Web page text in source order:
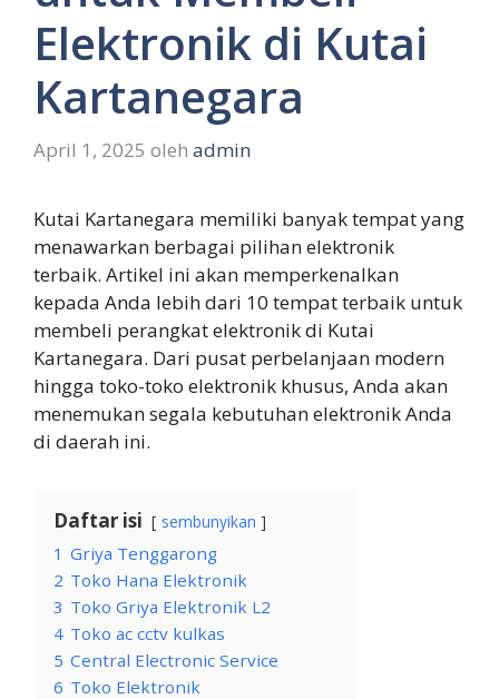
Elektronik di Kutai
Kartanegara
April 1, 2025 oleh admin
Kutai Kartanegara memiliki banyak tempat yang
menawarkan berbagai pilihan elektronik
terbaik. Artikel ini akan memperkenalkan
kepada Anda lebih dari 10 tempat terbaik untuk
membeli perangkat elektronik di Kutai
Kartanegara. Dari pusat perbelanjaan modern
hingga toko-toko elektronik khusus, Anda akan
menemukan segala kebutuhan elektronik Anda
di daerah ini.
Daftar isi sembunyikan
1 Griya Tenggarong
2 Toko Hana Elektronik
3 Toko Griya Elektronik L2
4 Toko ac cctv kulkas
5 Central Electronic Service
6 Toko Elektronik